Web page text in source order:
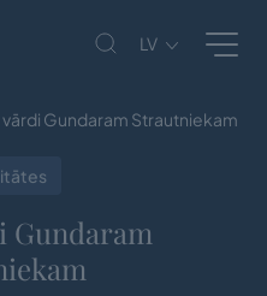
LV
vārdi Gundaram Strautniekam
Gundaram